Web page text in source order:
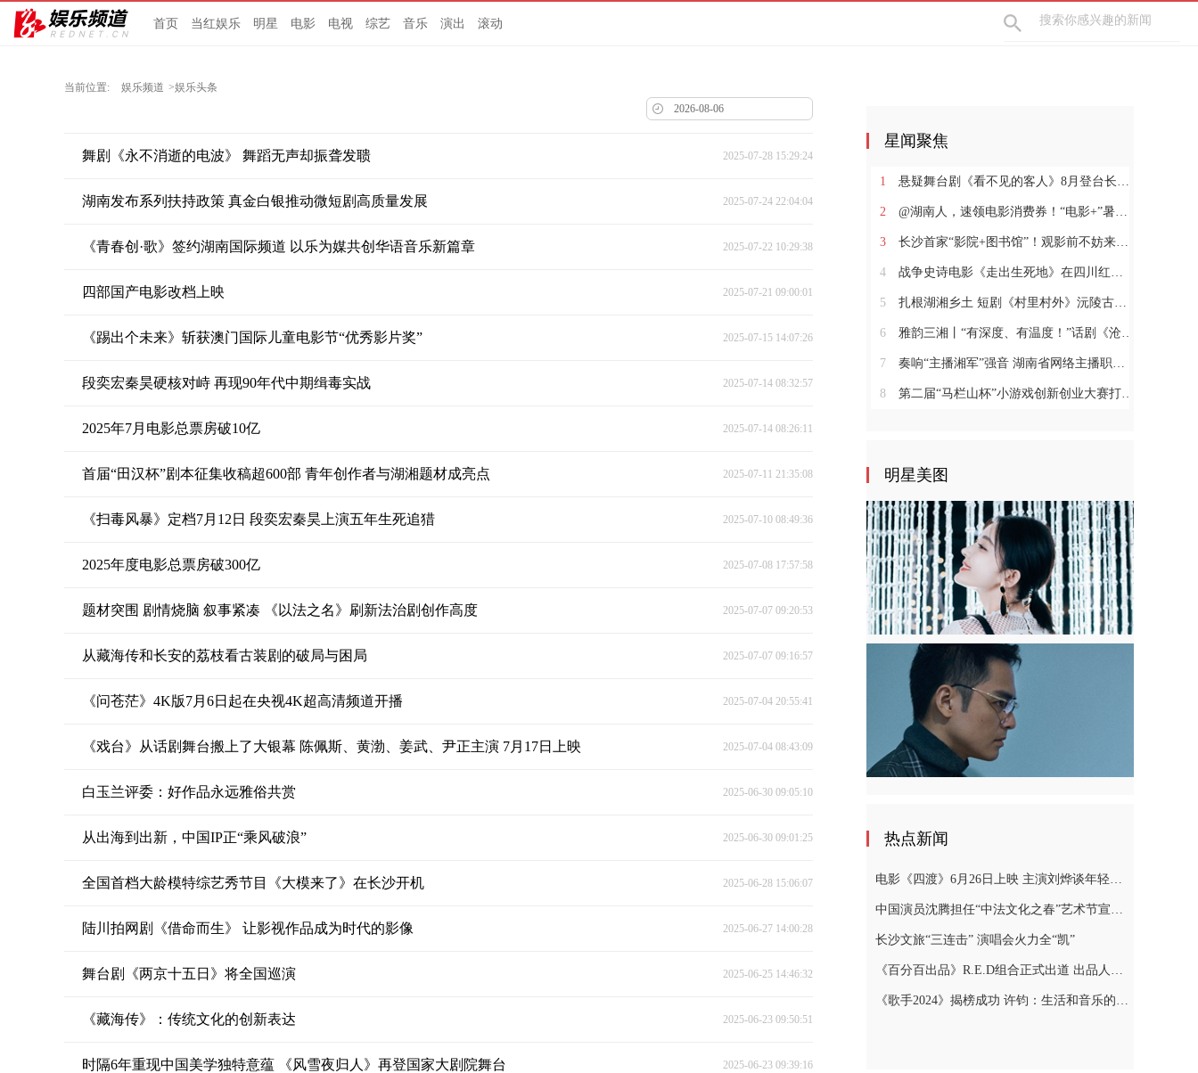
首页 当红娱乐 明星 电影 电视 综艺 音乐 演出 滚动
当前位置: 娱乐频道 >娱乐头条
舞剧《永不消逝的电波》 舞蹈无声却振聋发聩 2025-07-28 15:29:24
湖南发布系列扶持政策 真金白银推动微短剧高质量发展 2025-07-24 22:04:04
《青春创·歌》签约湖南国际频道 以乐为媒共创华语音乐新篇章 2025-07-22 10:29:38
四部国产电影改档上映 2025-07-21 09:00:01
《踢出个未来》斩获澳门国际儿童电影节“优秀影片奖” 2025-07-15 14:07:26
段奕宏秦昊硬核对峙 再现90年代中期缉毒实战 2025-07-14 08:32:57
2025年7月电影总票房破10亿 2025-07-14 08:26:11
首届“田汉杯”剧本征集收稿超600部 青年创作者与湖湘题材成亮点 2025-07-11 21:35:08
《扫毒风暴》定档7月12日 段奕宏秦昊上演五年生死追猎 2025-07-10 08:49:36
2025年度电影总票房破300亿 2025-07-08 17:57:58
题材突围 剧情烧脑 叙事紧凑 《以法之名》刷新法治剧创作高度 2025-07-07 09:20:53
从藏海传和长安的荔枝看古装剧的破局与困局 2025-07-07 09:16:57
《问苍茫》4K版7月6日起在央视4K超高清频道开播 2025-07-04 20:55:41
《戏台》从话剧舞台搬上了大银幕 陈佩斯、黄渤、姜武、尹正主演 7月17日上映 2025-07-04 08:43:09
白玉兰评委：好作品永远雅俗共赏 2025-06-30 09:05:10
从出海到出新，中国IP正“乘风破浪” 2025-06-30 09:01:25
全国首档大龄模特综艺秀节目《大模来了》在长沙开机 2025-06-28 15:06:07
陆川拍网剧《借命而生》 让影视作品成为时代的影像 2025-06-27 14:00:28
舞台剧《两京十五日》将全国巡演 2025-06-25 14:46:32
《藏海传》：传统文化的创新表达 2025-06-23 09:50:51
时隔6年重现中国美学独特意蕴 《风雪夜归人》再登国家大剧院舞台 2025-06-23 09:39:16
星闻聚焦
1 悬疑舞台剧《看不见的客人》8月登台长沙梅溪湖
2 @湖南人，速领电影消费券！“电影+”暑期促消费活动火热进行中
3 长沙首家“影院+图书馆”！观影前不妨来阅读空间体验一下
4 战争史诗电影《走出生死地》在四川红原开机
5 扎根湖湘乡土 短剧《村里村外》沅陵古村落实景开拍
6 雅韵三湘丨“有深度、有温度！”话剧《沧浪之水》福安热演
7 奏响“主播湘军”强音 湖南省网络主播职业技能竞赛收官
8 第二届“马栏山杯”小游戏创新创业大赛打开游戏生态新想象
明星美图
热点新闻
电影《四渡》6月26日上映 主演刘烨谈年轻人“躺平”
中国演员沈腾担任“中法文化之春”艺术节宣传大使
长沙文旅“三连击” 演唱会火力全“凯”
《百分百出品》R.E.D组合正式出道 出品人张艺兴泪洒现场
《歌手2024》揭榜成功 许钧：生活和音乐的本质就是真实